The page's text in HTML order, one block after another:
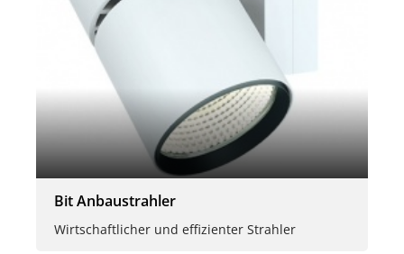
Bit Anbaustrahler
Wirtschaftlicher und effizienter Strahler